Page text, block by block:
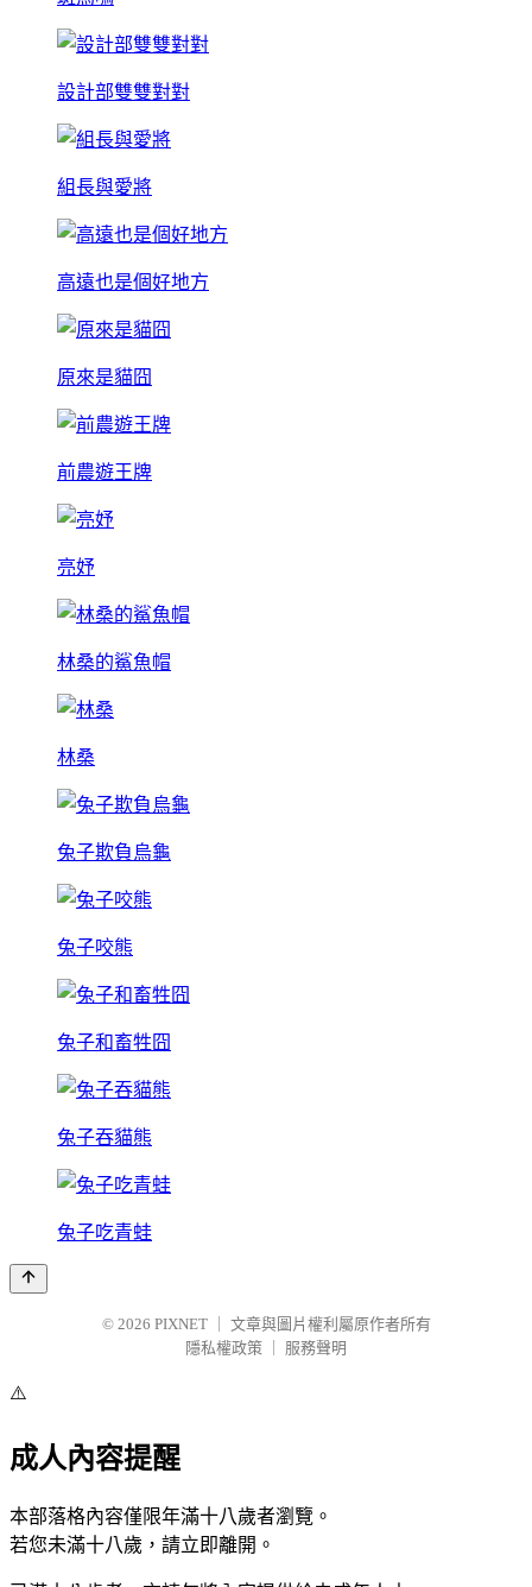
設計部雙雙對對
組長與愛將
高遠也是個好地方
原來是貓囧
前農遊王牌
亮妤
林桑的鯊魚帽
林桑
兔子欺負烏龜
兔子咬熊
兔子和畜牲囧
兔子吞貓熊
兔子吃青蛙
© 2026 PIXNET
文章與圖片權利屬原作者所有
隱私權政策
服務聲明
⚠️
成人內容提醒
本部落格內容僅限年滿十八歲者瀏覽。
若您未滿十八歲，請立即離開。